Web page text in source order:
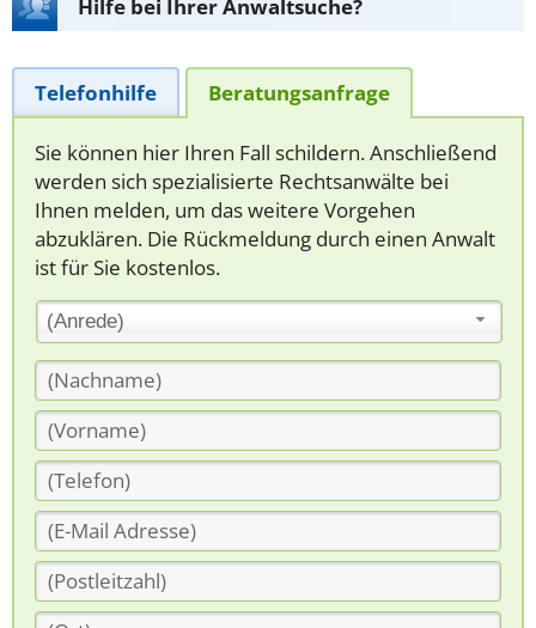
Hilfe bei Ihrer Anwaltsuche?
Telefonhilfe Beratungsanfrage
Sie können hier Ihren Fall schildern. Anschließend
werden sich spezialisierte Rechtsanwälte bei
Ihnen melden, um das weitere Vorgehen
abzuklären. Die Rückmeldung durch einen Anwalt
ist für Sie kostenlos.
(Anrede)